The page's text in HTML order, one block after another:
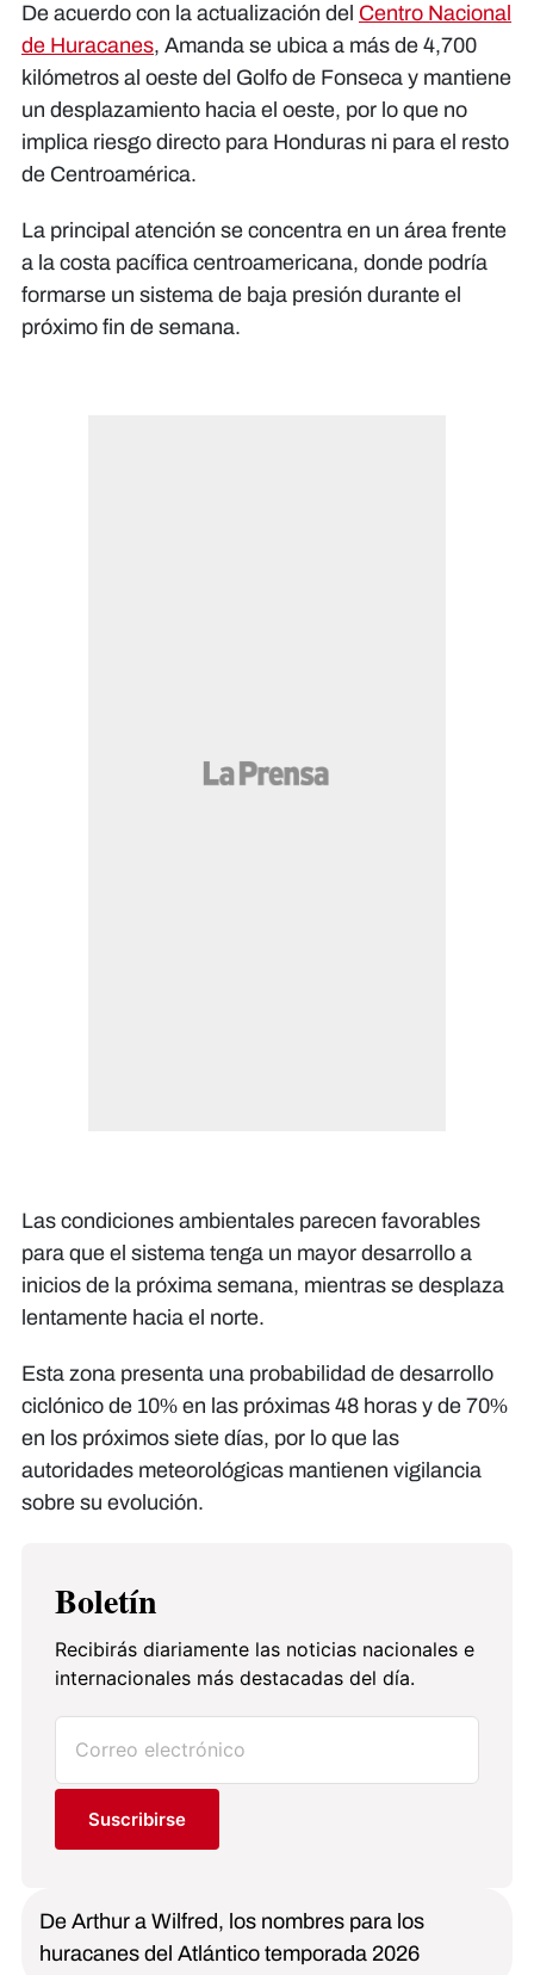
De acuerdo con la actualización del Centro Nacional
de Huracanes, Amanda se ubica a más de 4,700
kilómetros al oeste del Golfo de Fonseca y mantiene
un desplazamiento hacia el oeste, por lo que no
implica riesgo directo para Honduras ni para el resto
de Centroamérica.
La principal atención se concentra en un área frente
a la costa pacífica centroamericana, donde podría
formarse un sistema de baja presión durante el
próximo fin de semana.
Las condiciones ambientales parecen favorables
para que el sistema tenga un mayor desarrollo a
inicios de la próxima semana, mientras se desplaza
lentamente hacia el norte.
Esta zona presenta una probabilidad de desarrollo
ciclónico de 10% en las próximas 48 horas y de 70%
en los próximos siete días, por lo que las
autoridades meteorológicas mantienen vigilancia
sobre su evolución.
Boletín
Recibirás diariamente las noticias nacionales e
internacionales más destacadas del día.
Suscribirse
De Arthur a Wilfred, los nombres para los
huracanes del Atlántico temporada 2026